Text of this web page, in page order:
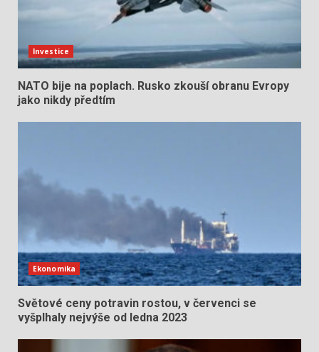
Investice
NATO bije na poplach. Rusko zkouší obranu Evropy
jako nikdy předtím
Ekonomika
Světové ceny potravin rostou, v červenci se
vyšplhaly nejvýše od ledna 2023